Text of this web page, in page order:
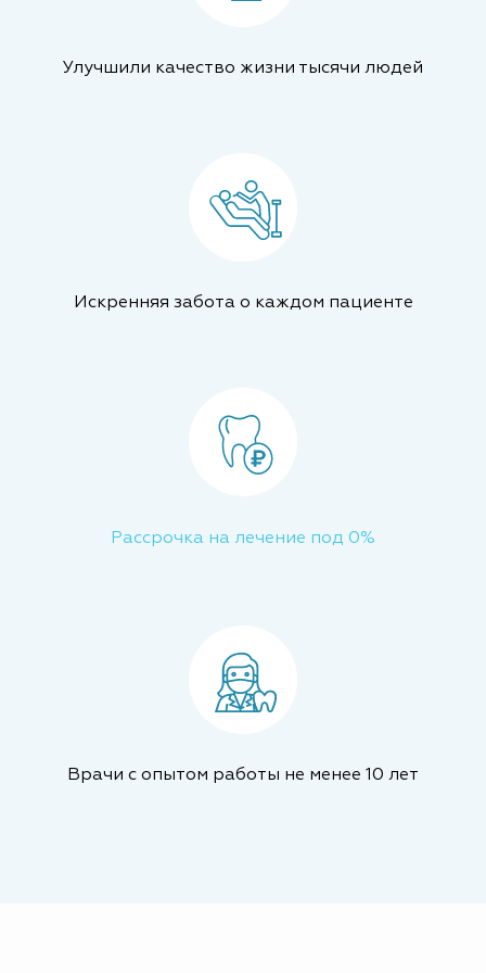
Улучшили качество жизни тысячи людей
Искренняя забота о каждом пациенте
Рассрочка на лечение под 0%
Врачи с опытом работы не менее 10 лет